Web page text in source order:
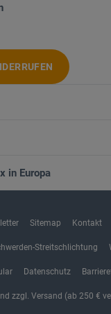
in Europa
Sitemap Kontakt
Streitschlichtung
Datenschutz
zzgl. Versand (ab 250 €